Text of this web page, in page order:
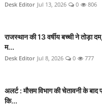
Desk Editor Jul 13, 2026 0 806
राजस्थान की 13 वर्षीय बच्ची ने तोड़ा
म...
Desk Editor Jul 8, 2026 0 777
अलर्ट : मौसम विभाग की चेतावनी के बाद
कि...